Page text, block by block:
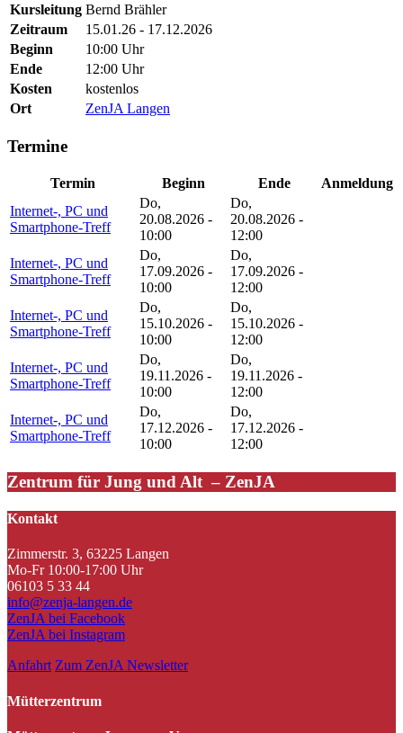
Kursleitung Bernd Brähler
Zeitraum
15.01.26 - 17.12.2026
Beginn
10:00 Uhr
Ende
12:00 Uhr
Kosten
kostenlos
Ort
ZenJA Langen
Termine
Termin Beginn Ende
Anmeldung
Internet-, PC und
Smartphone-Treff
Do,
20.08.2026 -
10:00
Do,
20.08.2026 -
12:00
Internet-, PC und
Smartphone-Treff
Do,
17.09.2026 -
10:00
Do,
17.09.2026 -
12:00
Internet-, PC und
Smartphone-Treff
Do,
15.10.2026 -
10:00
Do,
15.10.2026 -
12:00
Internet-, PC und
Smartphone-Treff
Do,
19.11.2026 -
10:00
Do,
19.11.2026 -
12:00
Internet-, PC und
Smartphone-Treff
Do,
17.12.2026 -
10:00
Do,
17.12.2026 -
12:00
Zentrum für Jung und Alt – ZenJA
Kontakt
Zimmerstr. 3, 63225 Langen
Mo-Fr 10:00-17:00 Uhr
06103 5 33 44
info@zenja-langen.de
ZenJA bei Facebook
ZenJA bei Instagram
Anfahrt Zum ZenJA Newsletter
Mütterzentrum